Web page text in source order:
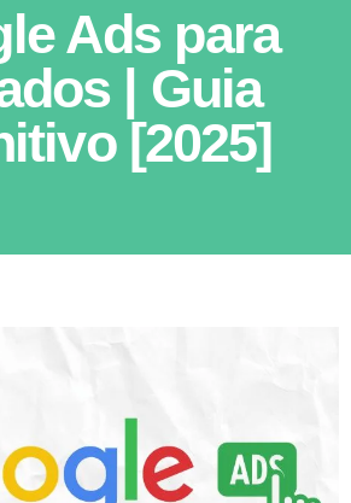
Ads para
| Guia
[2025]